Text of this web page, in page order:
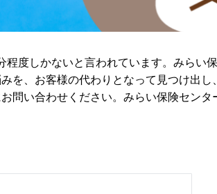
度しかないと言われています。みらい
を、お客様の代わりとなって見つけ出
問い合わせください。みらい保険セン